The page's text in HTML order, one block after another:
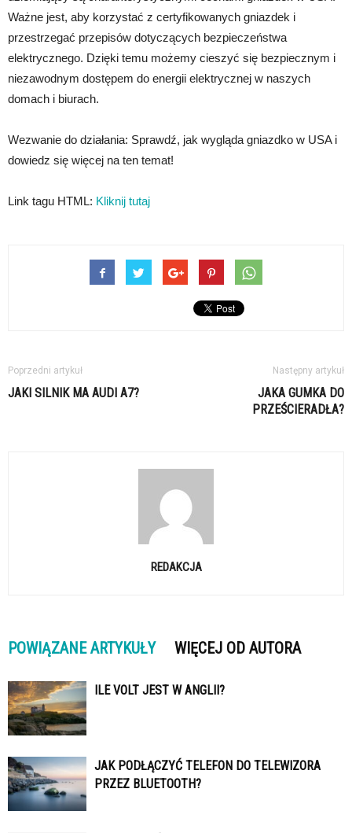
Ważne jest, aby korzystać z certyfikowanych gniazdek i
przestrzegać przepisów dotyczących bezpieczeństwa
elektrycznego. Dzięki temu możemy cieszyć się bezpiecznym i
niezawodnym dostępem do energii elektrycznej w naszych
domach i biurach.
Wezwanie do działania: Sprawdź, jak wygląda gniazdko w USA i
dowiedz się więcej na ten temat!
Link tagu HTML: Kliknij tutaj
Poprzedni artykuł
JAKI SILNIK MA AUDI A7?
Następny artykuł
JAKA GUMKA DO
PRZEŚCIERADŁA?
REDAKCJA
POWIĄZANE ARTYKUŁY WIĘCEJ OD AUTORA
ILE VOLT JEST W ANGLII?
JAK PODŁĄCZYĆ TELEFON DO TELEWIZORA
PRZEZ BLUETOOTH?